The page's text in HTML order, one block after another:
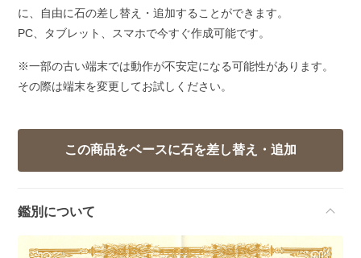
に、自由に石の差し替え・追加することができます。
PC、タブレット、スマホで今すぐ作成可能です。
※一部の古い端末では動作が不安定になる可能性があります。
その際は端末を変更してお試しください。
鑑別について